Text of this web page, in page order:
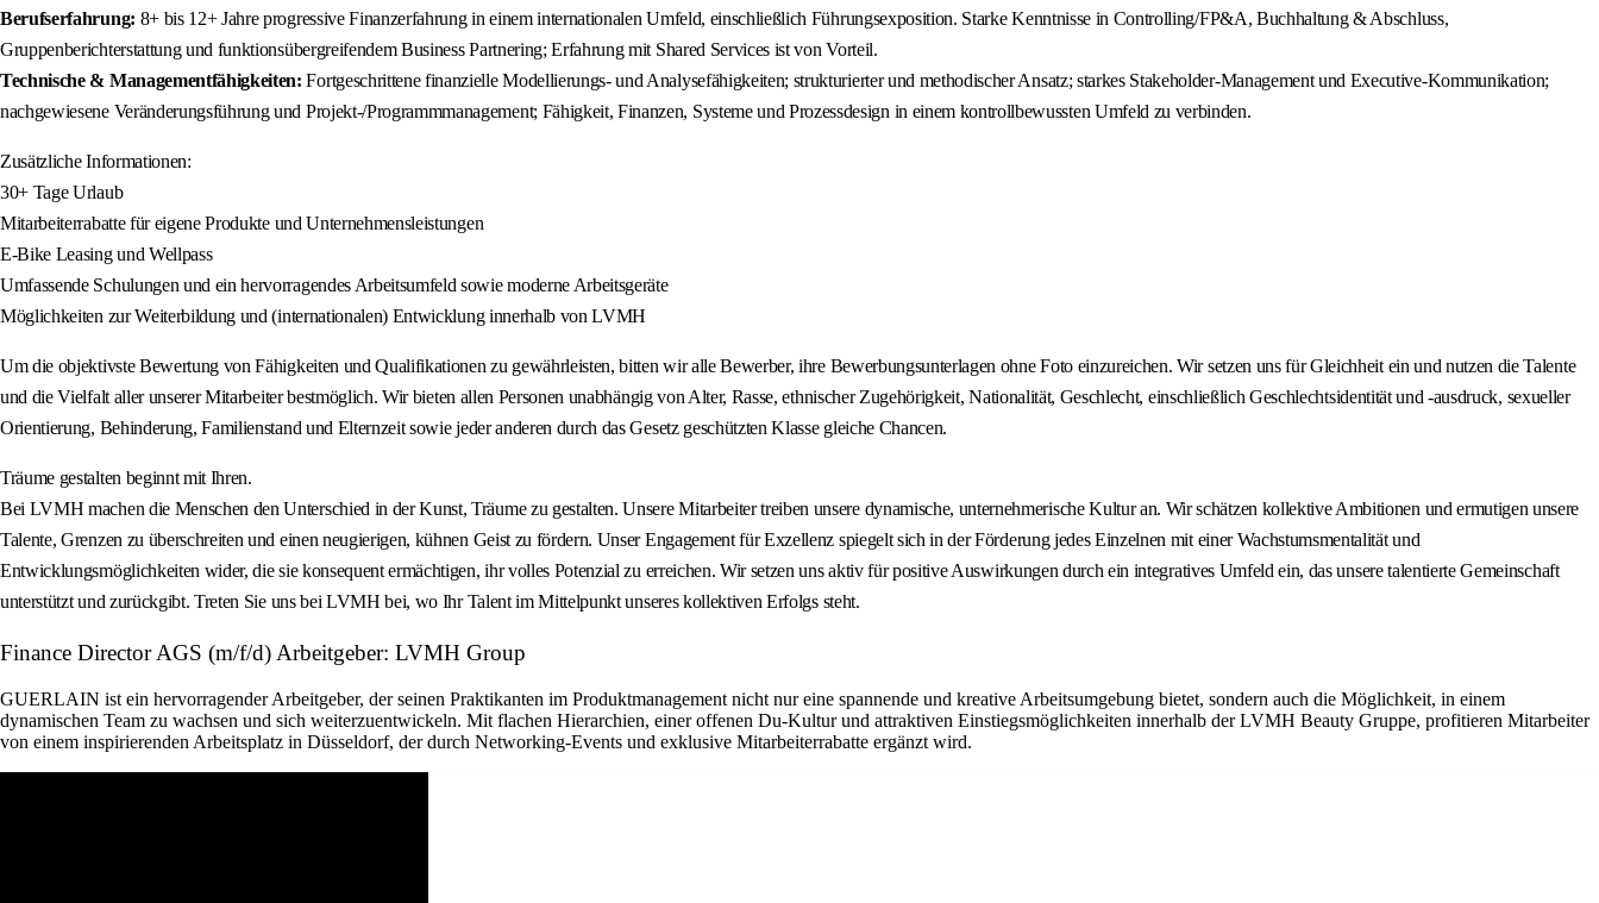
Berufserfahrung: 8+ bis 12+ Jahre progressive Finanzerfahrung in einem internationalen Umfeld, einschließlich Führungsexposition. Starke Kenntnisse in Controlling/FP&A, Buchhaltung & Abschluss,
Gruppenberichterstattung und funktionsübergreifendem Business Partnering; Erfahrung mit Shared Services ist von Vorteil.
Technische & Managementfähigkeiten: Fortgeschrittene finanzielle Modellierungs- und Analysefähigkeiten; strukturierter und methodischer Ansatz; starkes Stakeholder-Management und Executive-Kommunikation;
nachgewiesene Veränderungsführung und Projekt-/Programmmanagement; Fähigkeit, Finanzen, Systeme und Prozessdesign in einem kontrollbewussten Umfeld zu verbinden.
Zusätzliche Informationen:
30+ Tage Urlaub
Mitarbeiterrabatte für eigene Produkte und Unternehmensleistungen
E-Bike Leasing und Wellpass
Umfassende Schulungen und ein hervorragendes Arbeitsumfeld sowie moderne Arbeitsgeräte
Möglichkeiten zur Weiterbildung und (internationalen) Entwicklung innerhalb von LVMH
Um die objektivste Bewertung von Fähigkeiten und Qualifikationen zu gewährleisten, bitten wir alle Bewerber, ihre Bewerbungsunterlagen ohne Foto einzureichen. Wir setzen uns für Gleichheit ein und nutzen die Talente
und die Vielfalt aller unserer Mitarbeiter bestmöglich. Wir bieten allen Personen unabhängig von Alter, Rasse, ethnischer Zugehörigkeit, Nationalität, Geschlecht, einschließlich Geschlechtsidentität und -ausdruck, sexueller
Orientierung, Behinderung, Familienstand und Elternzeit sowie jeder anderen durch das Gesetz geschützten Klasse gleiche Chancen.
Träume gestalten beginnt mit Ihren.
Bei LVMH machen die Menschen den Unterschied in der Kunst, Träume zu gestalten. Unsere Mitarbeiter treiben unsere dynamische, unternehmerische Kultur an. Wir schätzen kollektive Ambitionen und ermutigen unsere
Talente, Grenzen zu überschreiten und einen neugierigen, kühnen Geist zu fördern. Unser Engagement für Exzellenz spiegelt sich in der Förderung jedes Einzelnen mit einer Wachstumsmentalität und
Entwicklungsmöglichkeiten wider, die sie konsequent ermächtigen, ihr volles Potenzial zu erreichen. Wir setzen uns aktiv für positive Auswirkungen durch ein integratives Umfeld ein, das unsere talentierte Gemeinschaft
unterstützt und zurückgibt. Treten Sie uns bei LVMH bei, wo Ihr Talent im Mittelpunkt unseres kollektiven Erfolgs steht.
Finance Director AGS (m/f/d) Arbeitgeber: LVMH Group
GUERLAIN ist ein hervorragender Arbeitgeber, der seinen Praktikanten im Produktmanagement nicht nur eine spannende und kreative Arbeitsumgebung bietet, sondern auch die Möglichkeit, in einem
dynamischen Team zu wachsen und sich weiterzuentwickeln. Mit flachen Hierarchien, einer offenen Du-Kultur und attraktiven Einstiegsmöglichkeiten innerhalb der LVMH Beauty Gruppe, profitieren Mitarbeiter
von einem inspirierenden Arbeitsplatz in Düsseldorf, der durch Networking-Events und exklusive Mitarbeiterrabatte ergänzt wird.